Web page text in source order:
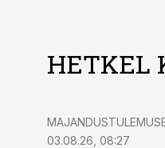
HETKEL
03.08.26, 08:27